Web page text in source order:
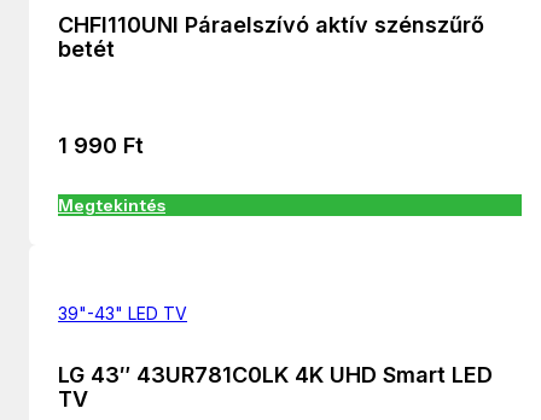
CHFI110UNI Páraelszívó aktív szénszűrő
betét
1 990 Ft
Megtekintés
39"-43" LED TV
LG 43″ 43UR781C0LK 4K UHD Smart LED
TV